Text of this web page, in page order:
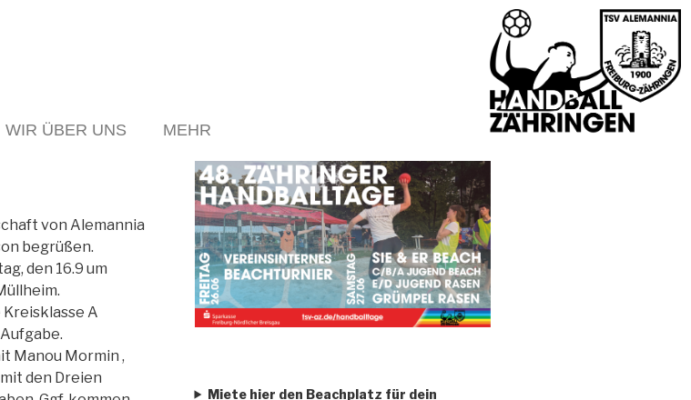
WIR ÜBER UNS MEHR
von Alemannia
begrüßen.
den 16.9 um
A
Manou Mormin ,
den Dreien
Miete hier den Beachplatz für dein